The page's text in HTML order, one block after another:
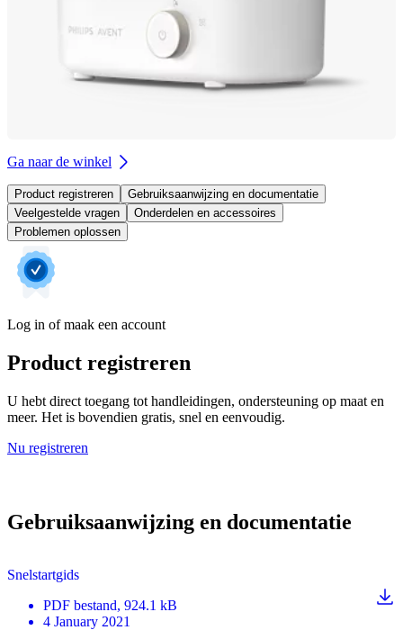
Ga naar de winkel
Product registreren
Gebruiksaanwijzing en documentatie
Veelgestelde vragen
Onderdelen en accessoires
Problemen oplossen
Log in of maak een account
Product registreren
U hebt direct toegang tot handleidingen, ondersteuning op maat en
meer. Het is bovendien gratis, snel en eenvoudig.
Nu registreren
Gebruiksaanwijzing en documentatie
Snelstartgids
PDF bestand, 924.1 kB
4 January 2021